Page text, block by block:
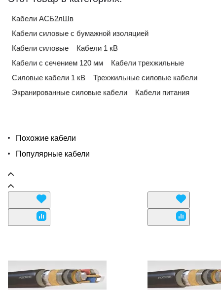
Кабели АСБ2лШв
Кабели силовые с бумажной изоляцией
Кабели силовые
Кабели 1 кВ
Кабели с сечением 120 мм
Кабели трехжильные
Силовые кабели 1 кВ
Трехжильные силовые кабели
Экранированные силовые кабели
Кабели питания
Похожие кабели
Популярные кабели